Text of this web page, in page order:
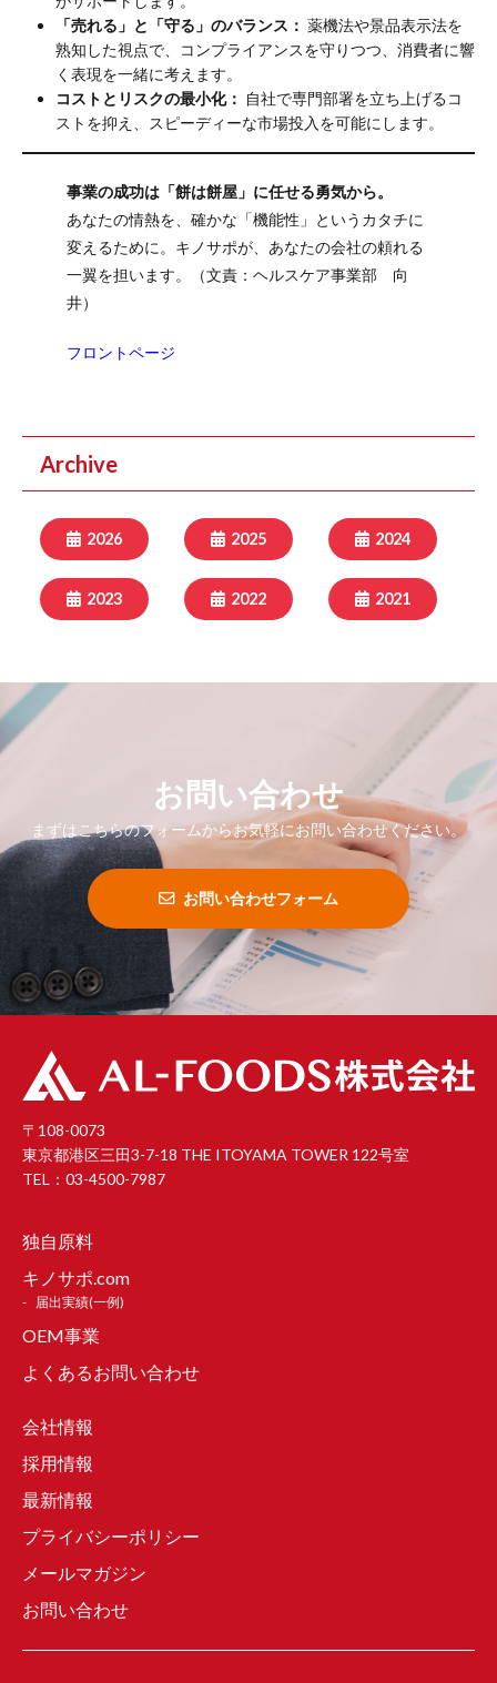
「売れる」と「守る」のバランス： 薬機法や景品表示法を
熟知した視点で、コンプライアンスを守りつつ、消費者に響
く表現を一緒に考えます。
コストとリスクの最小化： 自社で専門部署を立ち上げるコ
ストを抑え、スピーディーな市場投入を可能にします。
事業の成功は「餅は餅屋」に任せる勇気から。
あなたの情熱を、確かな「機能性」というカタチに
変えるために。キノサポが、あなたの会社の頼れる
一翼を担います。（文責：ヘルスケア事業部 向
井）
フロントページ
Archive
2026 2025 2024
2023 2022 2021
お問い合わせ
まずはこちらのフォームからお気軽にお問い合わせください。
お問い合わせフォーム
〒108-0073
東京都港区三田3-7-18 THE ITOYAMA TOWER 122号室
TEL：03-4500-7987
独自原料
キノサポ.com
届出実績(一例)
OEM事業
よくあるお問い合わせ
会社情報
採用情報
最新情報
プライバシーポリシー
メールマガジン
お問い合わせ